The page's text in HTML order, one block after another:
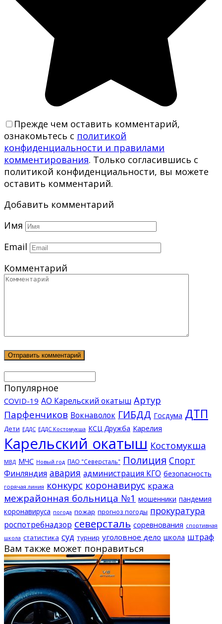
Прежде чем оставить комментарий,
ознакомьтесь с политикой
конфиденциальности и правилами
комментирования. Только согласившись с
политикой конфиденциальности, вы можете
оставить комментарий.
Добавить комментарий
Имя
Email
Комментарий
Популярное
COVID-19 АО Карельский окатыш Артур
Парфенчиков Вокнаволок ГИБДД Госдума ДТП
Дети ЕДДС ЕДДС Костомукша КСЦ Дружба Карелия
Карельский окатыш Костомукша
МВД МЧС Новый год ПАО "Северсталь" Полиция Спорт
Финляндия авария администрация КГО безопасность
горячая линия конкурс коронавирус кража
межрайонная больница №1 мошенники пандемия
коронавируса погода пожар прогноз погоды прокуратура
роспотребнадзор северсталь соревнования спортивная
школа статистика суд турнир уголовное дело школа штраф
Вам также может понравиться